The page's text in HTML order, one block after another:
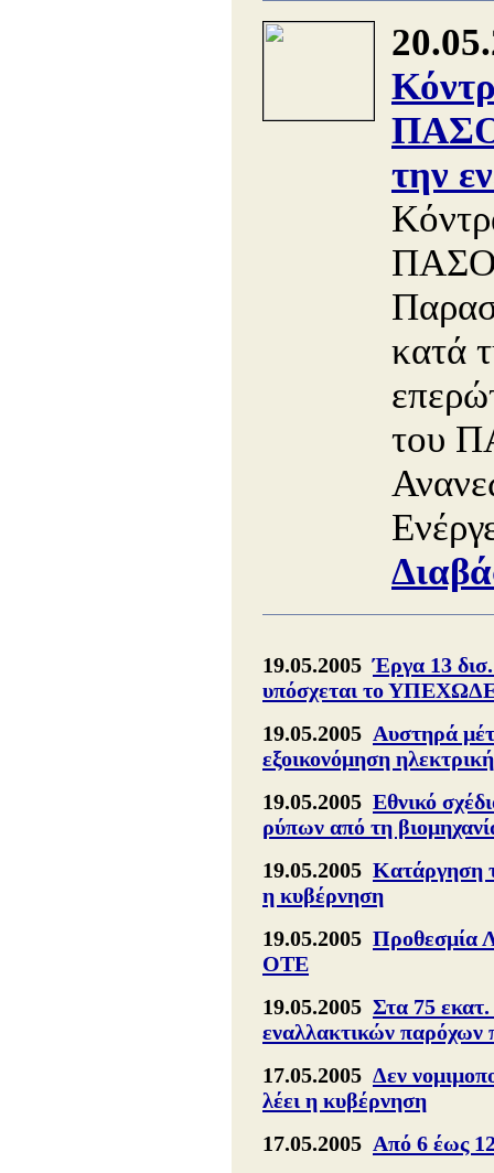
την
κατά
του
19.05.2005Έργα 13
υπόσχεται το
19.05.2005 Αυστηρά
εξοικονόμηση
19.05.2005 Εθνικό
ρύπων από τη
19.05.2005 Κατάργηση
η κυβέρνηση
19.05.2005 Προθεσμία
ΟΤΕ
19.05.2005 Στα 75
εναλλακτικών
17.05.2005 Δεν
λέει η κυβέρνηση
17.05.2005 Από 6 έως